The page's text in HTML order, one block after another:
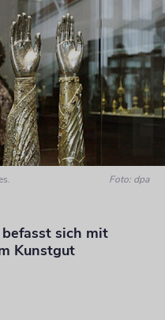
Foto: dpa
sich mit
Kunstgut